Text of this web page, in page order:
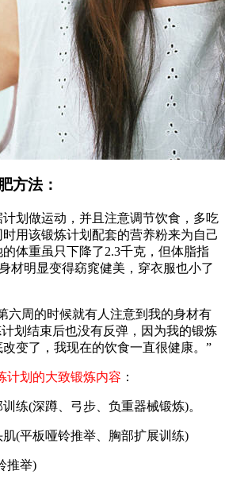
方法：
划做运动，并且注意调节饮食，多吃
用该锻炼计划配套的营养粉来为自己
体重虽只下降了2.3千克，但体脂指
材明显变得窈窕健美，穿衣服也小了
六周的时候就有人注意到我的身材有
划结束后也没有反弹，因为我的锻炼
变了，我现在的饮食一直很健康。”
计划的大致锻炼内容 ：
练(深蹲、弓步、负重器械锻炼)。
(平板哑铃推举、胸部扩展训练)
推举)